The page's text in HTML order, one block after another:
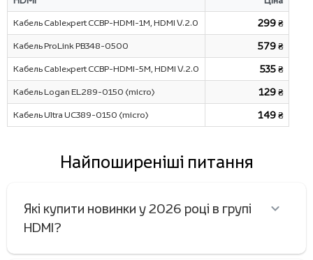
Кабель Cablexpert CCBP-HDMI-1M, HDMI V.2.0 299 ₴
Кабель ProLink PB348-0500 579 ₴
Кабель Cablexpert CCBP-HDMI-5M, HDMI V.2.0 535 ₴
Кабель Logan EL289-0150 (micro) 129 ₴
Кабель Ultra UC389-0150 (micro) 149 ₴
Найпоширеніші питання
Які купити новинки у 2026 році в групі
HDMI?